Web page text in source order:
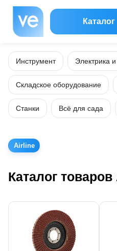
Каталог
Инструмент Электрика и
Складское оборудование
Станки Всё для сада
Airline
Каталог